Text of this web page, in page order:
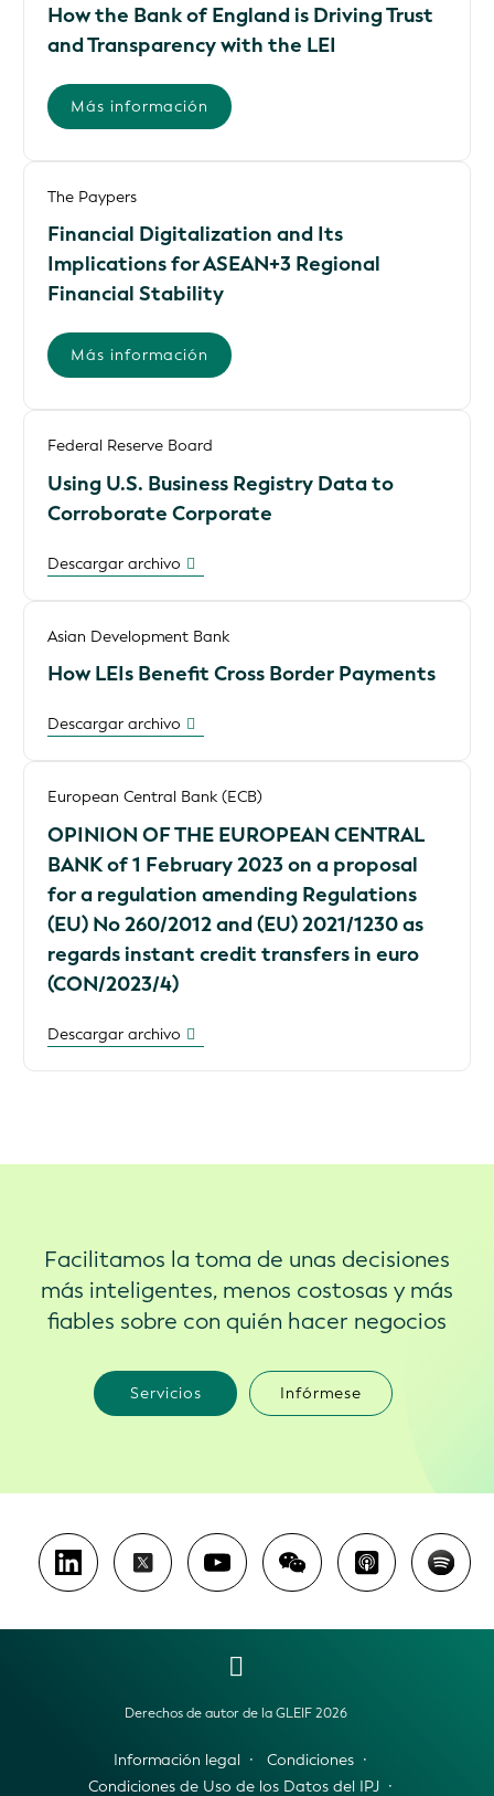
How the Bank of England is Driving Trust
and Transparency with the LEI
Más información
The Paypers
Financial Digitalization and Its
Implications for ASEAN+3 Regional
Financial Stability
Más información
Federal Reserve Board
Using U.S. Business Registry Data to
Corroborate Corporate
Descargar archivo
Asian Development Bank
How LEIs Benefit Cross Border Payments
Descargar archivo
European Central Bank (ECB)
OPINION OF THE EUROPEAN CENTRAL
BANK of 1 February 2023 on a proposal
for a regulation amending Regulations
(EU) No 260/2012 and (EU) 2021/1230 as
regards instant credit transfers in euro
(CON/2023/4)
Descargar archivo
Facilitamos la toma de unas decisiones
más inteligentes, menos costosas y más
fiables sobre con quién hacer negocios
Servicios Infórmese
Derechos de autor de la GLEIF 2026
Información legal
Condiciones
Condiciones de Uso de los Datos del IPJ